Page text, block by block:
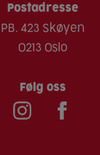
Postadresse
PB. 423 Skøyen
0213 Oslo
Følg oss